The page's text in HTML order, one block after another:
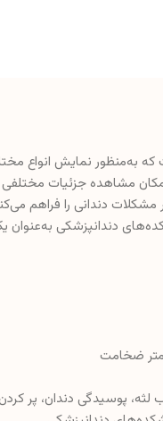
که به‌منظور نمایش انواع
تشکیل شده و امکان مشاهده
مشکلات دندانی را فراهم
دندانپزشکی به‌عنوان
لثه، پوسیدگی دندان، پر